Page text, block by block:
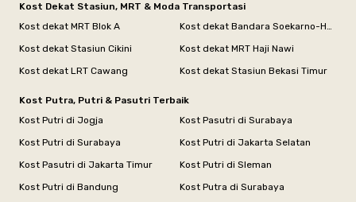
Kost Dekat Stasiun, MRT & Moda Transportasi
Kost dekat MRT Blok A
Kost dekat Bandara Soekarno-Hatta
Kost dekat Stasiun Cikini
Kost dekat MRT Haji Nawi
Kost dekat LRT Cawang
Kost dekat Stasiun Bekasi Timur
Kost Putra, Putri & Pasutri Terbaik
Kost Putri di Jogja
Kost Pasutri di Surabaya
Kost Putri di Surabaya
Kost Putri di Jakarta Selatan
Kost Pasutri di Jakarta Timur
Kost Putri di Sleman
Kost Putri di Bandung
Kost Putra di Surabaya